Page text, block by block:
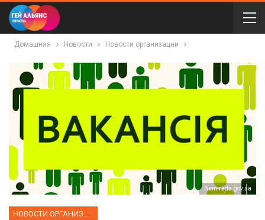
Домашняя Новости Новости организации
Nem-rada.gov.ua